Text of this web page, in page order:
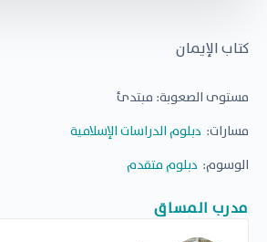
كتاب الإيمان
مستوى الصعوبة: مبتدئ
مسارات: دبلوم الدراسات الإسلامية
الوسوم: دبلوم متقدم
مدرب المساق